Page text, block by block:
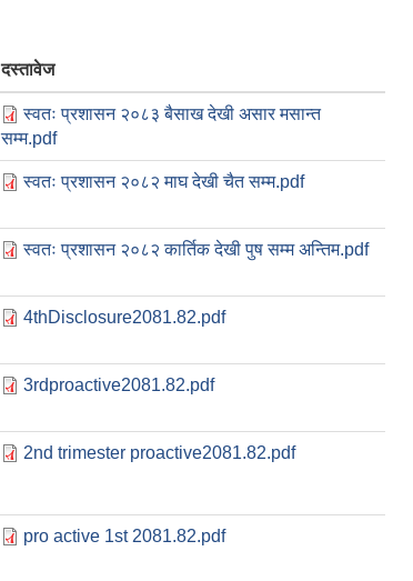
दस्तावेज
स्वतः प्रशासन २०८३ बैसाख देखी असार मसान्त
सम्म.pdf
स्वतः प्रशासन २०८२ माघ देखी चैत सम्म.pdf
स्वतः प्रशासन २०८२ कार्तिक देखी पुष सम्म अन्तिम.pdf
4thDisclosure2081.82.pdf
3rdproactive2081.82.pdf
2nd trimester proactive2081.82.pdf
pro active 1st 2081.82.pdf